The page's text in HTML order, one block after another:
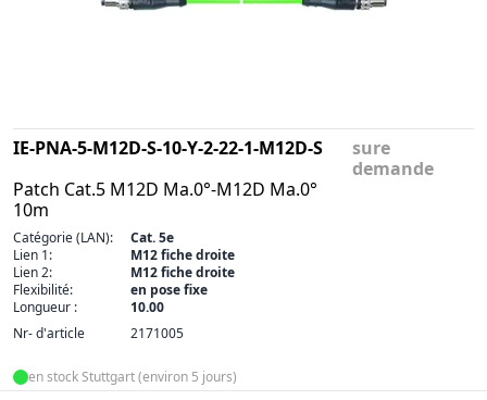
IE-PNA-5-M12D-S-10-Y-2-22-1-M12D-S
Patch Cat.5 M12D Ma.0°-M12D Ma.0°
10m
sure
demande
Catégorie (LAN):
Cat. 5e
Lien 1:
M12 fiche droite
Lien 2:
M12 fiche droite
Flexibilité:
en pose fixe
Longueur :
10.00
Nr- d'article
2171005
en stock Stuttgart (environ 5 jours)